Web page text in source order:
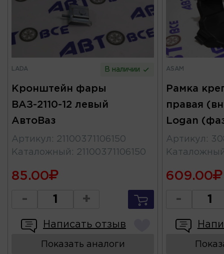
LADA В наличии
Кронштейн фары
ВАЗ-2110-12 левый
АвтоВаз
Артикул : 21100371106150
Каталожный : 21100371106150
85.00
- +
Написать отзыв
Показать аналоги
ASAM
Рамка
правая
Logan
Артикул :
609.00
-